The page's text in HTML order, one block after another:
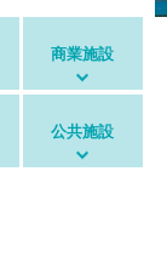
商業施設
公共施設